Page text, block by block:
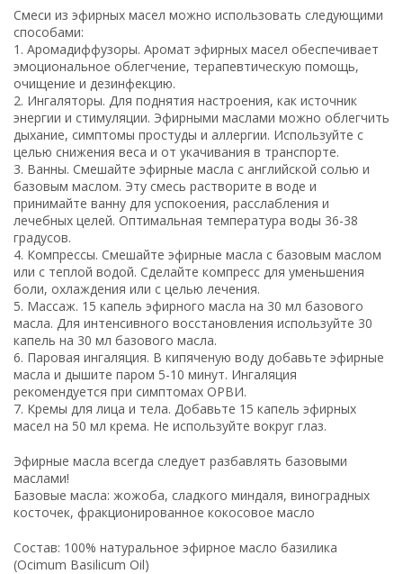
Смеси из эфирных масел можно использовать следующими
способами:
1. Аромадиффузоры. Аромат эфирных масел обеспечивает
эмоциональное облегчение, терапевтическую помощь,
очищение и дезинфекцию.
2. Ингаляторы. Для поднятия настроения, как источник
энергии и стимуляции. Эфирными маслами можно облегчить
дыхание, симптомы простуды и аллергии. Используйте с
целью снижения веса и от укачивания в транспорте.
3. Ванны. Смешайте эфирные масла с английской солью и
базовым маслом. Эту смесь растворите в воде и
принимайте ванну для успокоения, расслабления и
лечебных целей. Оптимальная температура воды 36-38
градусов.
4. Компрессы. Смешайте эфирные масла с базовым маслом
или с теплой водой. Сделайте компресс для уменьшения
боли, охлаждения или с целью лечения.
5. Массаж. 15 капель эфирного масла на 30 мл базового
масла. Для интенсивного восстановления используйте 30
капель на 30 мл базового масла.
6. Паровая ингаляция. В кипяченую воду добавьте эфирные
масла и дышите паром 5-10 минут. Ингаляция
рекомендуется при симптомах ОРВИ.
7. Кремы для лица и тела. Добавьте 15 капель эфирных
масел на 50 мл крема. Не используйте вокруг глаз.
Эфирные масла всегда следует разбавлять базовыми
маслами!
Базовые масла: жожоба, сладкого миндаля, виноградных
косточек, фракционированное кокосовое масло
Состав: 100% натуральное эфирное масло базилика
(Ocimum Basilicum Oil)